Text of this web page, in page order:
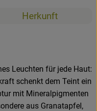
Herkunft
Leuchten für jede Haut:
schenkt dem Teint ein
mit Mineralpigmenten
aus Granatapfel,